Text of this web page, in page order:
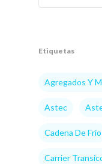
Etiquetas
Agregados Y
Astec
Cadena De Frío
Carrier